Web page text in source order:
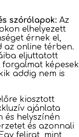
szórólapok: Az
elhelyezett
érnek el,
az online térben.
eljuttatott
képesek
addig nem is
kiosztott
ajánlata
és helyszínén
és azonnali
felirat, mint